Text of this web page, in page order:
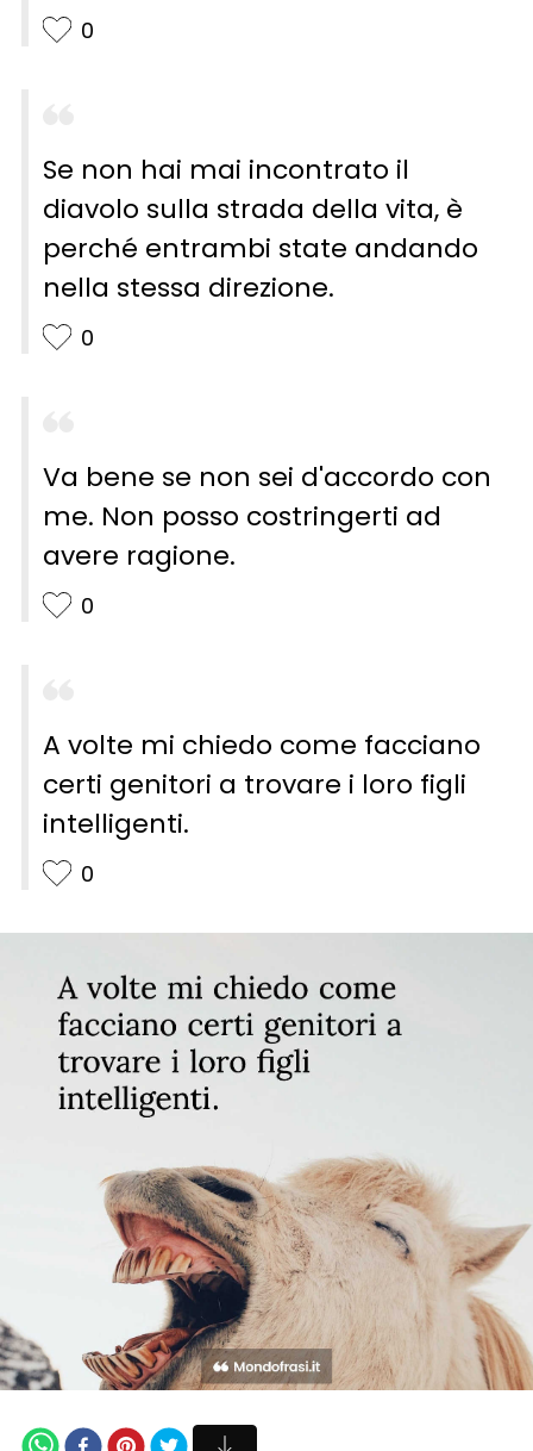
0
Se non hai mai incontrato il
diavolo sulla strada della vita, è
perché entrambi state andando
nella stessa direzione.
0
Va bene se non sei d'accordo con
me. Non posso costringerti ad
avere ragione.
0
A volte mi chiedo come facciano
certi genitori a trovare i loro figli
intelligenti.
0